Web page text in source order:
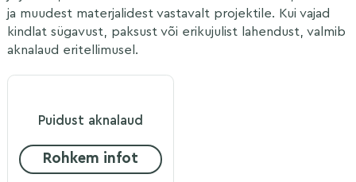
ja muudest materjalidest vastavalt projektile. Kui vajad
kindlat sügavust, paksust või erikujulist lahendust, valmib
aknalaud eritellimusel.
Puidust aknalaud
Rohkem infot